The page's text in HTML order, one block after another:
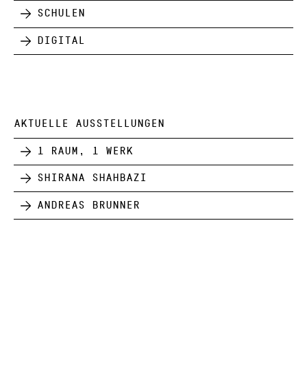
Schulen
Digital
AKTUELLE AUSSTELLUNGEN
1 Raum, 1 Werk
Shirana Shahbazi
Andreas Brunner